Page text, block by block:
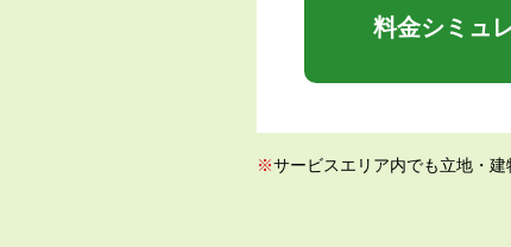
料金シミュ
※サービスエリア内でも立地・